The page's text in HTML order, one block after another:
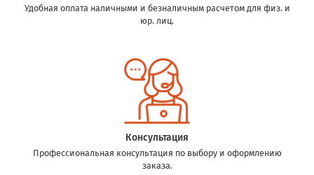
Удобная оплата наличными и безналичным расчетом для физ. и
юр. лиц.
Консультация
Профессиональная консультация по выбору и оформлению
заказа.